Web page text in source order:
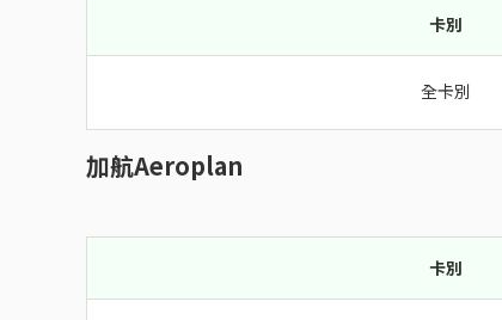
卡別
全卡別
加航Aeroplan
卡別